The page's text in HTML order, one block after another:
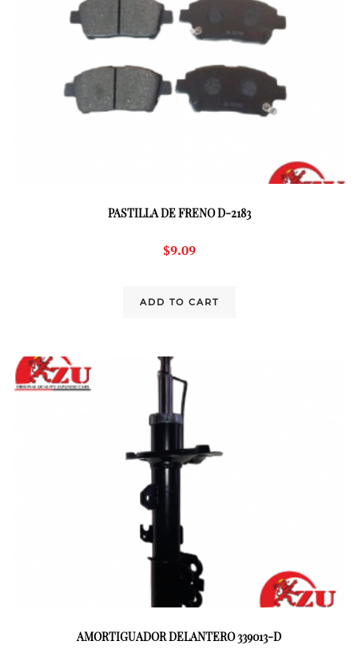
PASTILLA DE FRENO D-2183
$9.09
ADD TO CART
AMORTIGUADOR DELANTERO 339013-D